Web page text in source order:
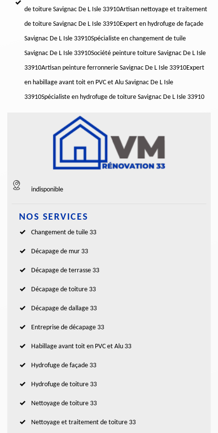
de toiture Savignac De L Isle 33910Artisan nettoyage et traitement
de toiture Savignac De L Isle 33910Expert en hydrofuge de façade
Savignac De L Isle 33910Spécialiste en changement de tuile
Savignac De L Isle 33910Société peinture toiture Savignac De L Isle
33910Artisan peinture ferronnerie Savignac De L Isle 33910Expert
en habillage avant toit en PVC et Alu Savignac De L Isle
33910Spécialiste en hydrofuge de toiture Savignac De L Isle 33910
indisponible
NOS SERVICES
Changement de tuile 33
Décapage de mur 33
Décapage de terrasse 33
Décapage de toiture 33
Décapage de dallage 33
Entreprise de décapage 33
Habillage avant toit en PVC et Alu 33
Hydrofuge de façade 33
Hydrofuge de toiture 33
Nettoyage de toiture 33
Nettoyage et traitement de toiture 33